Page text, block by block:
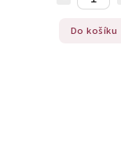
Do košíku